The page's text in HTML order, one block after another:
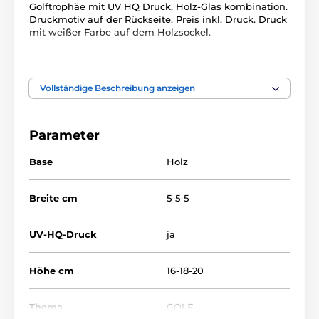
Golftrophäe mit UV HQ Druck. Holz-Glas kombination.
Druckmotiv auf der Rückseite. Preis inkl. Druck. Druck
mit weißer Farbe auf dem Holzsockel.
Golf Glastrophäen mit Druck
Vollständige Beschreibung anzeigen
Parameter
Base Holz
Breite cm 5-5-5
UV-HQ-Druck ja
Höhe cm 16-18-20
Thema GOLF